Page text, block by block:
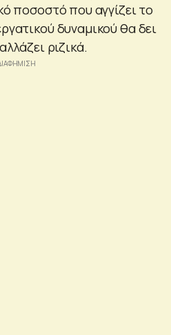
ποσοστό που αγγίζει το
δυναμικού θα δει
ριζικά.